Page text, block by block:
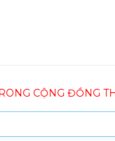
CỘNG ĐỒNG